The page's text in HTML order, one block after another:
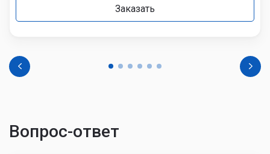
Заказать
Вопрос-ответ